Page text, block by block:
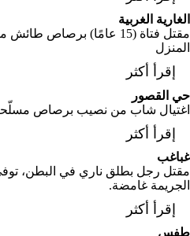
الغارية الغربية
المنزل
إقرأ أكثر
حي القصور
اغتيال شاب من نصيب برصاص
إقرأ أكثر
غباغب
مقتل رجل بطلق ناري في البطن،
الجريمة غامضة.
إقرأ أكثر
طفس